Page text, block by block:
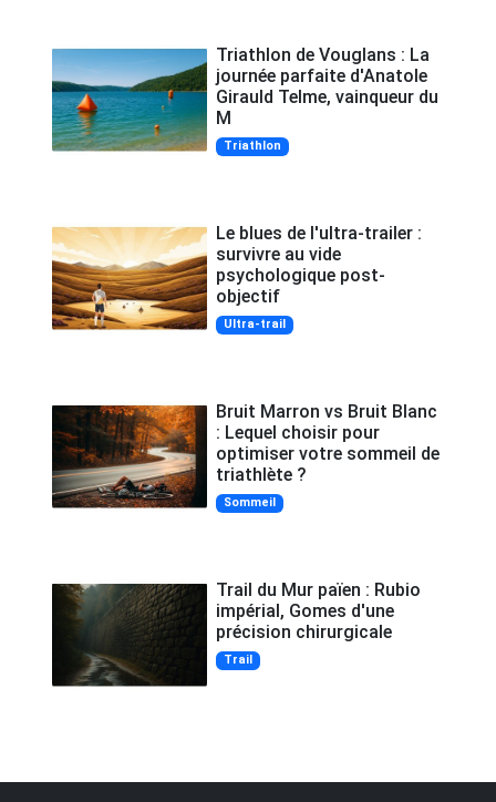
Triathlon de Vouglans : La
journée parfaite d'Anatole
Girauld Telme, vainqueur du
M
Triathlon
Le blues de l'ultra-trailer :
survivre au vide
psychologique post-
objectif
Ultra-trail
Bruit Marron vs Bruit Blanc
: Lequel choisir pour
optimiser votre sommeil de
triathlète ?
Sommeil
Trail du Mur païen : Rubio
impérial, Gomes d'une
précision chirurgicale
Trail